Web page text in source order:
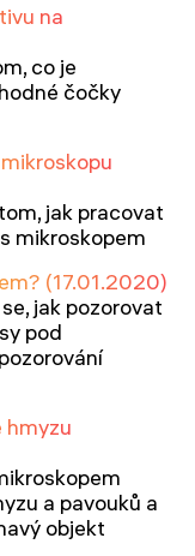
na
co je
čočky
jak pracovat
mikroskopem
(17.01.2020)
jak pozorovat
pod
hmyzu
a pavouků a
objekt